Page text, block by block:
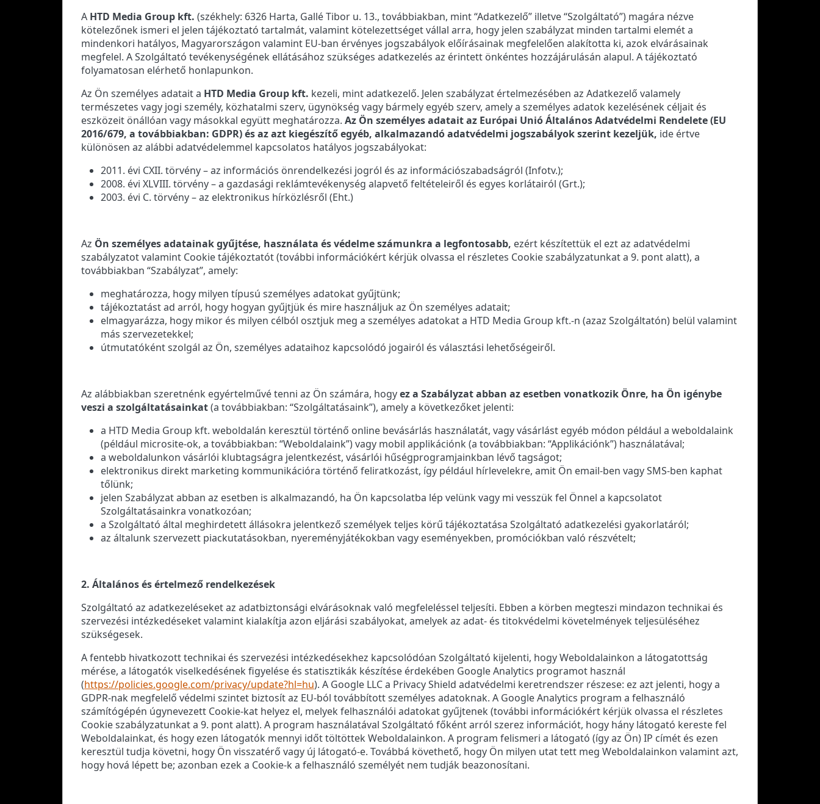
A HTD Media Group kft. (székhely: 6326 Harta, Gallé Tibor u. 13., továbbiakban, mint “Adatkezelő” illetve “Szolgáltató”) magára nézve
kötelezőnek ismeri el jelen tájékoztató tartalmát, valamint kötelezettséget vállal arra, hogy jelen szabályzat minden tartalmi elemét a
mindenkori hatályos, Magyarországon valamint EU-ban érvényes jogszabályok előírásainak megfelelően alakította ki, azok elvárásainak
megfelel. A Szolgáltató tevékenységének ellátásához szükséges adatkezelés az érintett önkéntes hozzájárulásán alapul. A tájékoztató
folyamatosan elérhető honlapunkon.
Az Ön személyes adatait a HTD Media Group kft. kezeli, mint adatkezelő. Jelen szabályzat értelmezésében az Adatkezelő valamely
természetes vagy jogi személy, közhatalmi szerv, ügynökség vagy bármely egyéb szerv, amely a személyes adatok kezelésének céljait és
eszközeit önállóan vagy másokkal együtt meghatározza. Az Ön személyes adatait az Európai Unió Általános Adatvédelmi Rendelete (EU
2016/679, a továbbiakban: GDPR) és az azt kiegészítő egyéb, alkalmazandó adatvédelmi jogszabályok szerint kezeljük, ide értve
különösen az alábbi adatvédelemmel kapcsolatos hatályos jogszabályokat:
2011. évi CXII. törvény – az információs önrendelkezési jogról és az információszabadságról (Infotv.);
2008. évi XLVIII. törvény – a gazdasági reklámtevékenység alapvető feltételeiről és egyes korlátairól (Grt.);
2003. évi C. törvény – az elektronikus hírközlésről (Eht.)
Az Ön személyes adatainak gyűjtése, használata és védelme számunkra a legfontosabb, ezért készítettük el ezt az adatvédelmi
szabályzatot valamint Cookie tájékoztatót (további információkért kérjük olvassa el részletes Cookie szabályzatunkat a 9. pont alatt), a
továbbiakban “Szabályzat”, amely:
meghatározza, hogy milyen típusú személyes adatokat gyűjtünk;
tájékoztatást ad arról, hogy hogyan gyűjtjük és mire használjuk az Ön személyes adatait;
elmagyarázza, hogy mikor és milyen célból osztjuk meg a személyes adatokat a HTD Media Group kft.-n (azaz Szolgáltatón) belül valamint
más szervezetekkel;
útmutatóként szolgál az Ön, személyes adataihoz kapcsolódó jogairól és választási lehetőségeiről.
Az alábbiakban szeretnénk egyértelművé tenni az Ön számára, hogyez a Szabályzat abban az esetben vonatkozik Önre, ha Ön igénybe
veszi a szolgáltatásainkat(a továbbiakban: “Szolgáltatásaink”), amely a következőket jelenti:
a HTD Media Group kft. weboldalán keresztül történő online bevásárlás használatát, vagy vásárlást egyéb módon például a weboldalaink
(például microsite-ok, a továbbiakban: “Weboldalaink”) vagy mobil applikációnk (a továbbiakban: “Applikációnk”) használatával;
a weboldalunkon vásárlói klubtagságra jelentkezést, vásárlói hűségprogramjainkban lévő tagságot;
elektronikus direkt marketing kommunikációra történő feliratkozást, így például hírlevelekre, amit Ön email-ben vagy SMS-ben kaphat
tőlünk;
jelen Szabályzat abban az esetben is alkalmazandó, ha Ön kapcsolatba lép velünk vagy mi vesszük fel Önnel a kapcsolatot
Szolgáltatásainkra vonatkozóan;
a Szolgáltató által meghirdetett állásokra jelentkező személyek teljes körű tájékoztatása Szolgáltató adatkezelési gyakorlatáról;
az általunk szervezett piackutatásokban, nyereményjátékokban vagy eseményekben, promóciókban való részvételt;
2. Általános és értelmező rendelkezések
Szolgáltató az adatkezeléseket az adatbiztonsági elvárásoknak való megfeleléssel teljesíti. Ebben a körben megteszi mindazon technikai és
szervezési intézkedéseket valamint kialakítja azon eljárási szabályokat, amelyek az adat- és titokvédelmi követelmények teljesüléséhez
szükségesek.
A fentebb hivatkozott technikai és szervezési intézkedésekhez kapcsolódóan Szolgáltató kijelenti, hogy Weboldalainkon a látogatottság
mérése, a látogatók viselkedésének figyelése és statisztikák készítése érdekében Google Analytics programot használ
(https://policies.google.com/privacy/update?hl=hu). A Google LLC a Privacy Shield adatvédelmi keretrendszer részese: ez azt jelenti, hogy a
GDPR-nak megfelelő védelmi szintet biztosít az EU-ból továbbított személyes adatoknak. A Google Analytics program a felhasználó
számítógépén úgynevezett Cookie-kat helyez el, melyek felhasználói adatokat gyűjtenek (további információkért kérjük olvassa el részletes
Cookie szabályzatunkat a 9. pont alatt). A program használatával Szolgáltató főként arról szerez információt, hogy hány látogató kereste fel
Weboldalainkat, és hogy ezen látogatók mennyi időt töltöttek Weboldalainkon. A program felismeri a látogató (így az Ön) IP címét és ezen
keresztül tudja követni, hogy Ön visszatérő vagy új látogató-e. Továbbá követhető, hogy Ön milyen utat tett meg Weboldalainkon valamint azt,
hogy hová lépett be; azonban ezek a Cookie-k a felhasználó személyét nem tudják beazonosítani.